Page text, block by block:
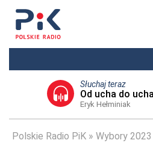
Słuchaj teraz
Od ucha do
Eryk Hełminiak
Polskie Radio PiK Wybory 2023